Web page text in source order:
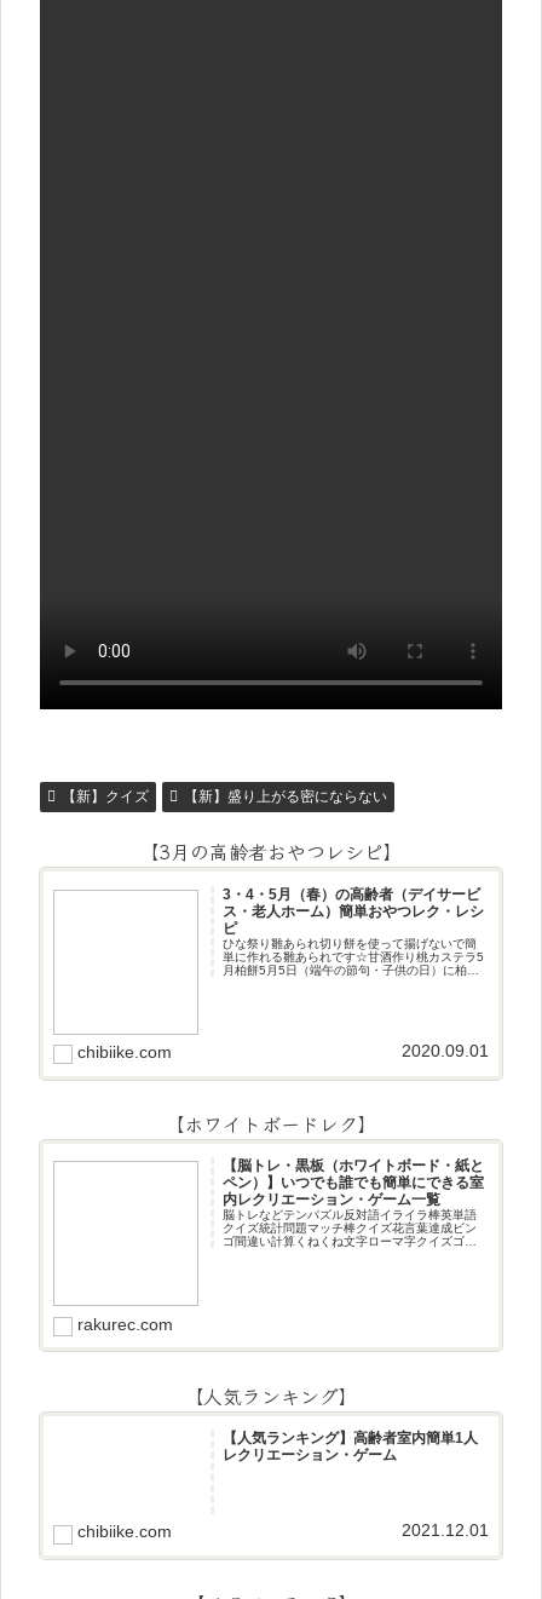
【新】クイズ 【新】盛り上がる密にならない
【3月の高齢者おやつレシピ】
3・4・5月（春）の高齢者（デイサービ
ス・老人ホーム）簡単おやつレク・レシ
ピ
ひな祭り雛あられ切り餅を使って揚げないで簡
単に作れる雛あられです☆甘酒作り桃カステラ5
月柏餅5月5日（端午の節句・子供の日）に柏餅
chibiike.com 2020.09.01
【ホワイトボードレク】
【脳トレ・黒板（ホワイトボード・紙と
ペン）】いつでも誰でも簡単にできる室
内レクリエーション・ゲーム一覧
脳トレなどテンパズル反対語イライラ棒英単語
クイズ統計問題マッチ棒クイズ花言葉達成ビン
ゴ間違い計算くねくね文字ローマ字クイズゴロ
rakurec.com
【人気ランキング】
【人気ランキング】高齢者室内簡単1人
レクリエーション・ゲーム
chibiike.com 2021.12.01